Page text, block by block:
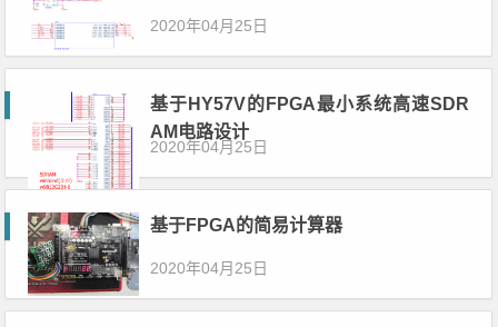
2020年04月25日
基于HY57V的FPGA最小系统高速SDR
AM电路设计
2020年04月25日
基于FPGA的简易计算器
2020年04月25日